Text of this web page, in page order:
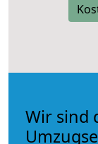
Wir sind